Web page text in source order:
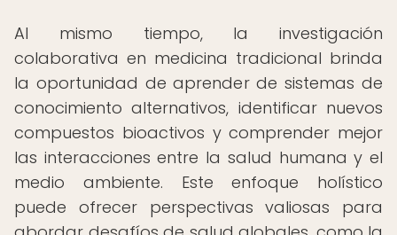
Al mismo tiempo, la investigación
colaborativa en medicina tradicional brinda
la oportunidad de aprender de sistemas de
conocimiento alternativos, identificar nuevos
compuestos bioactivos y comprender mejor
las interacciones entre la salud humana y el
medio ambiente. Este enfoque holístico
puede ofrecer perspectivas valiosas para